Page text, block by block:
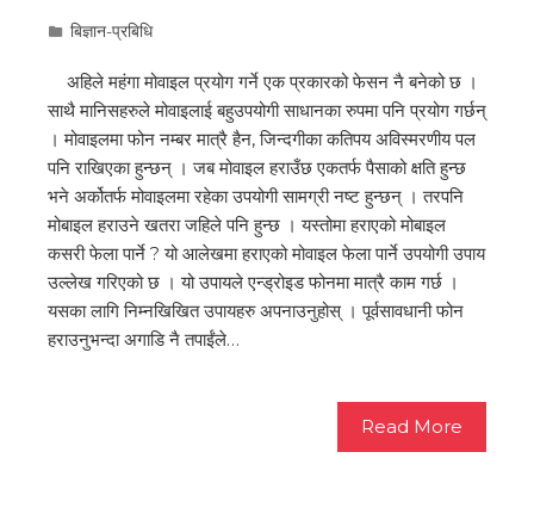
बिज्ञान-प्रबिधि
अहिले महंगा मोवाइल प्रयोग गर्ने एक प्रकारको फेसन नै बनेको छ ।
साथै मानिसहरुले मोवाइलाई बहुउपयोगी साधानका रुपमा पनि प्रयोग गर्छन्
। मोवाइलमा फोन नम्बर मात्रै हैन, जिन्दगीका कतिपय अविस्मरणीय पल
पनि राखिएका हुन्छन् । जब मोवाइल हराउँछ एकतर्फ पैसाको क्षति हुन्छ
भने अर्कोतर्फ मोवाइलमा रहेका उपयोगी सामग्री नष्ट हुन्छन् । तरपनि
मोबाइल हराउने खतरा जहिले पनि हुन्छ । यस्तोमा हराएको मोबाइल
कसरी फेला पार्ने ? यो आलेखमा हराएको मोवाइल फेला पार्ने उपयोगी उपाय
उल्लेख गरिएको छ । यो उपायले एन्ड्रोइड फोनमा मात्रै काम गर्छ ।
यसका लागि निम्नखिखित उपायहरु अपनाउनुहोस् । पूर्वसावधानी फोन
हराउनुभन्दा अगाडि नै तपाईंले…
Read More